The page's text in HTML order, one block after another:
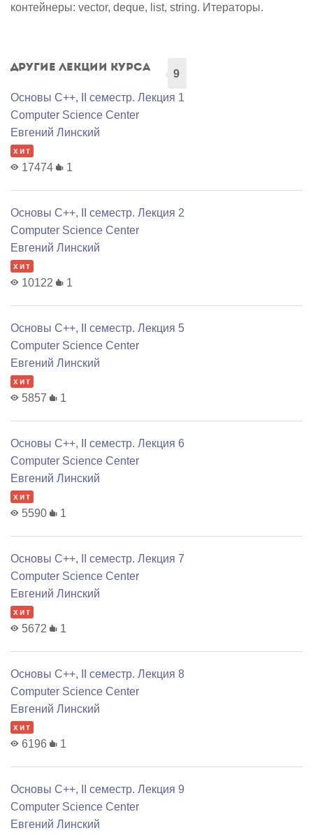
контейнеры: vector, deque, list, string. Итераторы.
Другие лекции курса
9
Основы C++, II семестр. Лекция 1
Computer Science Center
Евгений Линский
хит
17474 1
Основы C++, II семестр. Лекция 2
Computer Science Center
Евгений Линский
хит
10122 1
Основы C++, II семестр. Лекция 5
Computer Science Center
Евгений Линский
хит
5857 1
Основы C++, II семестр. Лекция 6
Computer Science Center
Евгений Линский
хит
5590 1
Основы C++, II семестр. Лекция 7
Computer Science Center
Евгений Линский
хит
5672 1
Основы C++, II семестр. Лекция 8
Computer Science Center
Евгений Линский
хит
6196 1
Основы C++, II семестр. Лекция 9
Computer Science Center
Евгений Линский